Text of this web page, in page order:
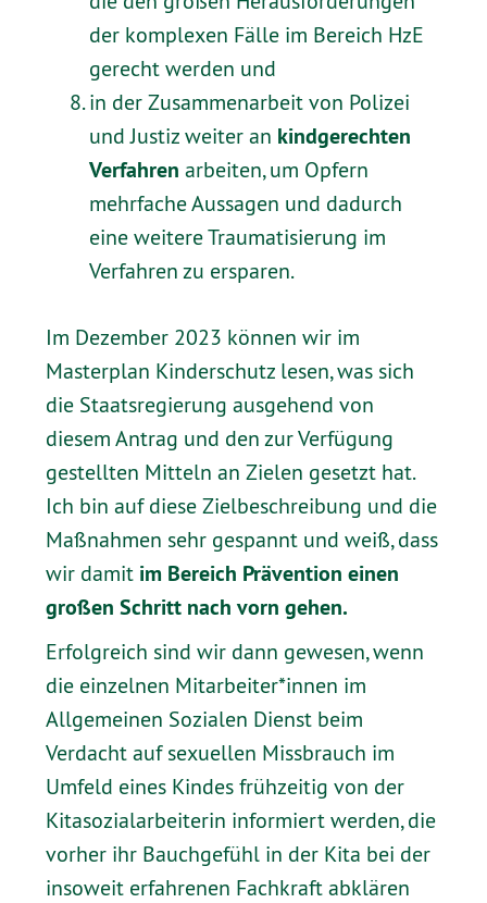
der komplexen Fälle im Bereich HzE
gerecht werden und
in der Zusammenarbeit von Polizei
und Justiz weiter an kindgerechten
Verfahren arbeiten, um Opfern
mehrfache Aussagen und dadurch
eine weitere Traumatisierung im
Verfahren zu ersparen.
Im Dezember 2023 können wir im
Masterplan Kinderschutz lesen, was sich
die Staatsregierung ausgehend von
diesem Antrag und den zur Verfügung
gestellten Mitteln an Zielen gesetzt hat.
Ich bin auf diese Zielbeschreibung und die
Maßnahmen sehr gespannt und weiß, dass
wir damit im Bereich Prävention einen
großen Schritt nach vorn gehen.
Erfolgreich sind wir dann gewesen, wenn
die einzelnen Mitarbeiter*innen im
Allgemeinen Sozialen Dienst beim
Verdacht auf sexuellen Missbrauch im
Umfeld eines Kindes frühzeitig von der
Kitasozialarbeiterin informiert werden, die
vorher ihr Bauchgefühl in der Kita bei der
insoweit erfahrenen Fachkraft abklären